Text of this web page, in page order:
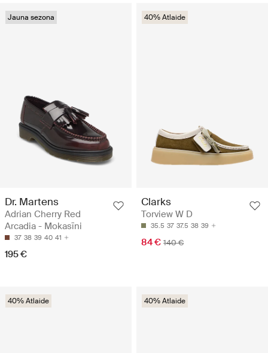
Jauna sezona
Dr. Martens
Adrian Cherry Red
Arcadia - Mokasīni
37 38 39 40 41
195 €
40% Atlaide
Clarks
Torview W D
35.5 37 37.5 38 39
84 € 140 €
40% Atlaide 40% Atlaide